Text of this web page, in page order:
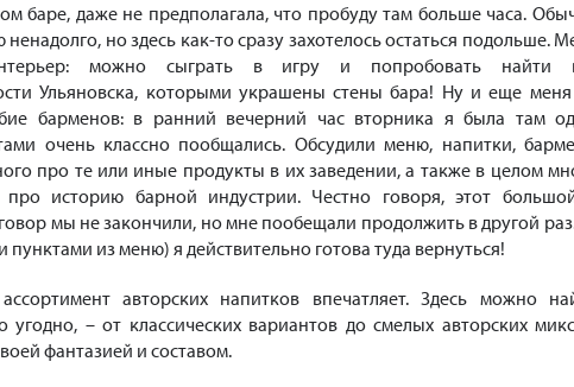
баре, даже не предполагала, что пробуду там больше часа.
но здесь как-то сразу захотелось остаться подольше.
можно сыграть в игру и попробовать найти
Ульяновска, которыми украшены стены бара! Ну и еще
барменов: в ранний вечерний час вторника я была там
очень классно пообщались. Обсудили меню, напитки,
про те или иные продукты в их заведении, а также в целом
про историю барной индустрии. Честно говоря, этот
мы не закончили, но мне пообещали продолжить в другой
пунктами из меню) я действительно готова туда вернуться!
авторских напитков впечатляет. Здесь можно
угодно, – от классических вариантов до смелых авторских
фантазией и составом.